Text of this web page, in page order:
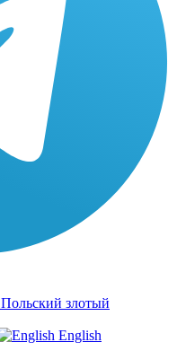
Польский злотый
English